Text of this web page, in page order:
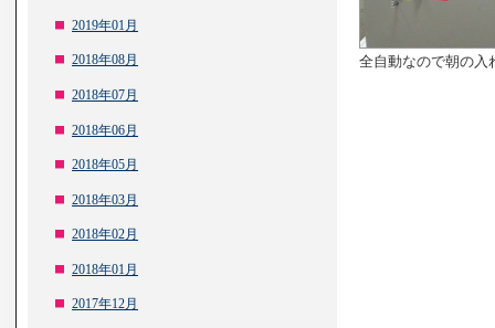
2019年01月
2018年08月
2018年07月
2018年06月
2018年05月
2018年03月
2018年02月
2018年01月
2017年12月
全自動なので朝の入